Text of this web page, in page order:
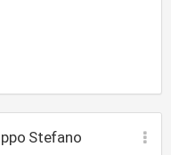
Stefano